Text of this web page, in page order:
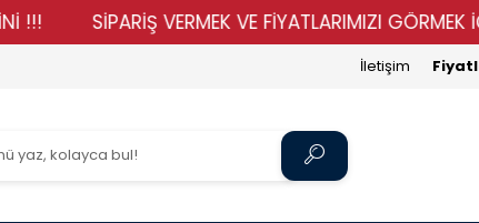
SİPARİŞ VERMEK VE FİYATLARIMIZI GÖRMEK İÇİN
İletişim